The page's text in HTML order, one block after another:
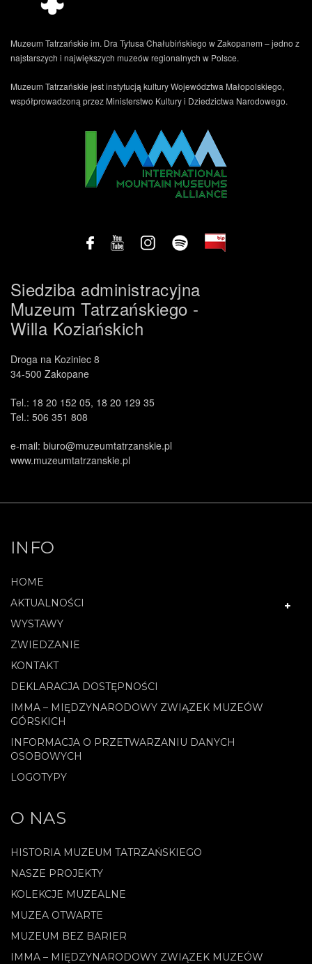
Muzeum Tatrzańskie im. Dra Tytusa Chałubińskiego w Zakopanem – jedno z
najstarszych i największych muzeów regionalnych w Polsce.
Muzeum Tatrzańskie jest instytucją kultury Województwa Małopolskiego,
współprowadzoną przez Ministerstwo Kultury i Dziedzictwa Narodowego.
Siedziba administracyjna
Muzeum Tatrzańskiego -
Willa Koziańskich
Droga na Koziniec 8
34-500 Zakopane
Tel.: 18 20 152 05, 18 20 129 35
Tel.: 506 351 808
e-mail: biuro@muzeumtatrzanskie.pl
www.muzeumtatrzanskie.pl
INFO
HOME
AKTUALNOŚCI
WYSTAWY
ZWIEDZANIE
KONTAKT
DEKLARACJA DOSTĘPNOŚCI
IMMA – MIĘDZYNARODOWY ZWIĄZEK MUZEÓW
GÓRSKICH
INFORMACJA O PRZETWARZANIU DANYCH
OSOBOWYCH
LOGOTYPY
O NAS
HISTORIA MUZEUM TATRZAŃSKIEGO
NASZE PROJEKTY
KOLEKCJE MUZEALNE
MUZEA OTWARTE
MUZEUM BEZ BARIER
IMMA – MIĘDZYNARODOWY ZWIĄZEK MUZEÓW